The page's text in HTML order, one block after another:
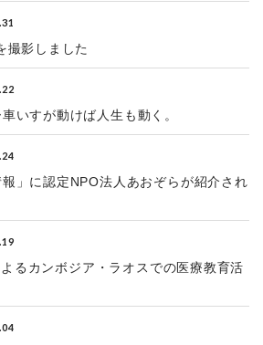
撮影しました
いすが動けば人生も動く。
」に認定NPO法人あおぞらが紹介され
るカンボジア・ラオスでの医療教育活